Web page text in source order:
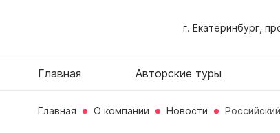
г. Екатеринбург,
Главная Авторские туры
Главная О компании Новости